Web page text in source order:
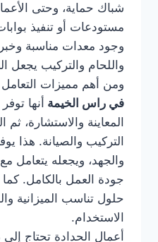
شباك حماية، وحتى
مستودعات أو تنفيذ
وجود معدات مناسبة
واللحام والتركيب يجعل
ومن أهم مميزات
في راس الخيمة أنها
المعاينة والاستشارة، ثم
التركيب والصيانة. هذا
والجهد، ويجعله
جودة العمل بالكامل.
حلول تناسب الميزانية
الاستخدام.
أعمال الحدادة تحتاج إلى